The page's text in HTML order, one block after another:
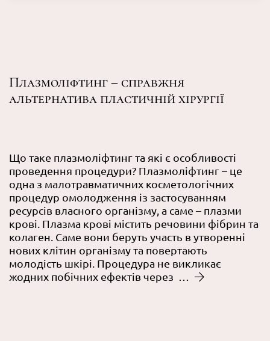
Плазмоліфтинг – справжня
альтернатива пластичній хірургії
Що таке плазмоліфтинг та які є особливості
проведення процедури? Плазмоліфтинг – це
одна з малотравматичних косметологічних
процедур омолодження із застосуванням
ресурсів власного організму, а саме – плазми
крові. Плазма крові містить речовини фібрин та
колаген. Саме вони беруть участь в утворенні
нових клітин організму та повертають
молодість шкірі. Процедура не викликає
жодних побічних ефектів через …